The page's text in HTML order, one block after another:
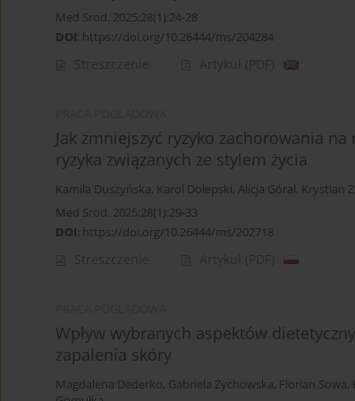
Med Srod. 2025;28(1):24-28
DOI: https://doi.org/10.26444/ms/204284
Streszczenie Artykuł (PDF)
Jak zmniejszyć ryzyko zachorowania
ryzyka związanych ze stylem życia
Kamila Duszyńska, Karol Dolepski, Alicja Góral, Krystian
Med Srod. 2025;28(1):29-33
DOI: https://doi.org/10.26444/ms/202718
Streszczenie Artykuł (PDF)
Wpływ wybranych aspektów
zapalenia skóry
Magdalena Dederko, Gabriela Żychowska, Florian Sowa,